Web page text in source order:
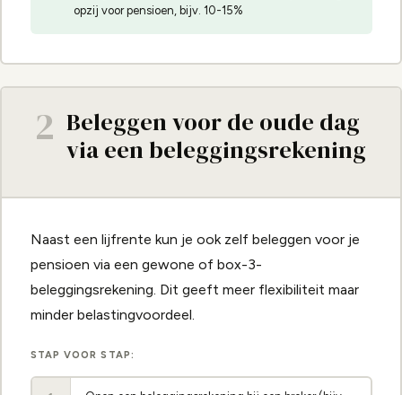
opzij voor pensioen, bijv. 10-15%
2 Beleggen voor de oude dag
via een beleggingsrekening
Naast een lijfrente kun je ook zelf beleggen voor je
pensioen via een gewone of box-3-
beleggingsrekening. Dit geeft meer flexibiliteit maar
minder belastingvoordeel.
STAP VOOR STAP: